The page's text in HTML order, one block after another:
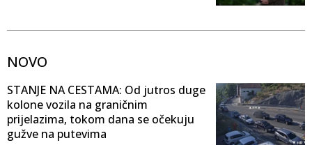
NOVO
STANJE NA CESTAMA: Od jutros duge
kolone vozila na graničnim
prijelazima, tokom dana se očekuju
gužve na putevima